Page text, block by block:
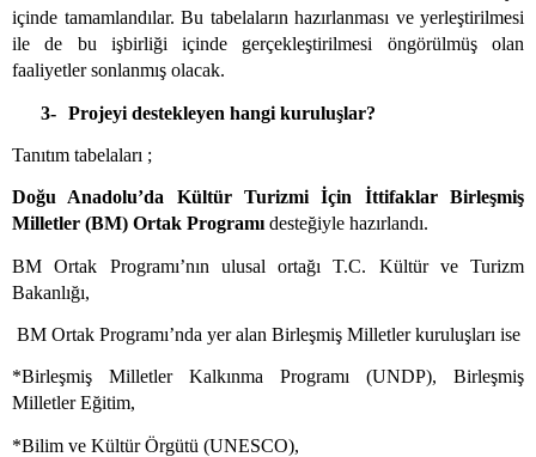
içinde tamamlandılar. Bu tabelaların hazırlanması ve yerleştirilmesi
ile de bu işbirliği içinde gerçekleştirilmesi öngörülmüş olan
faaliyetler sonlanmış olacak.
3- Projeyi destekleyen hangi kuruluşlar?
Tanıtım tabelaları ;
Doğu Anadolu’da Kültür Turizmi İçin İttifaklar Birleşmiş
Milletler (BM) Ortak Programıdesteğiyle hazırlandı.
BM Ortak Programı’nın ulusal ortağı T.C. Kültür ve Turizm
Bakanlığı,
BM Ortak Programı’nda yer alan Birleşmiş Milletler kuruluşları ise
*Birleşmiş Milletler Kalkınma Programı (UNDP), Birleşmiş
Milletler Eğitim,
*Bilim ve Kültür Örgütü (UNESCO),